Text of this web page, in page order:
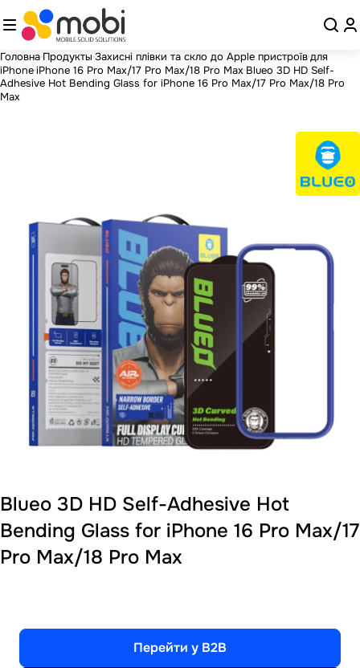
Головна Продукты Захисні плівки та скло до Apple пристроївдля
iPhoneiPhone 16 Pro Max/17 Pro Max/18 Pro Max Blueo 3D HD Self-
Adhesive Hot Bending Glass for iPhone 16 Pro Max/17 Pro Max/18 Pro
Max
Blueo 3D HD Self-Adhesive Hot
Bending Glass for iPhone 16 Pro Max/17
Pro Max/18 Pro Max
Перейти у B2B